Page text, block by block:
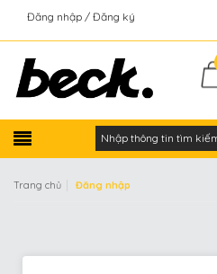
Đăng nhập Đăng ký
Trang chủ Đăng nhập